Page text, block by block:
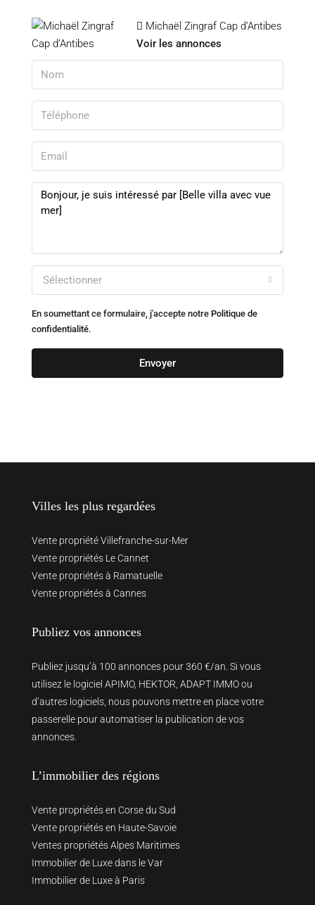
Michaël Zingraf Cap d’Antibes
Voir les annonces
Sélectionner
En soumettant ce formulaire, j'accepte notre Politique de
confidentialité.
Envoyer
Villes les plus regardées
Vente propriété Villefranche-sur-Mer
Vente propriétés Le Cannet
Vente propriétés à Ramatuelle
Vente propriétés à Cannes
Publiez vos annonces
Publiez jusqu’à 100 annonces pour 360 €/an. Si vous
utilisez le logiciel APIMO, HEKTOR, ADAPT IMMO ou
d’autres logiciels, nous pouvons mettre en place votre
passerelle pour automatiser la publication de vos
annonces.
L’immobilier des régions
Vente propriétés en Corse du Sud
Vente propriétés en Haute-Savoie
Ventes propriétés Alpes Maritimes
Immobilier de Luxe dans le Var
Immobilier de Luxe à Paris